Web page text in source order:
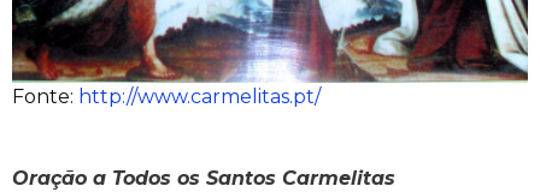
Fonte: http://www.carmelitas.pt/
Oração a Todos os Santos Carmelitas